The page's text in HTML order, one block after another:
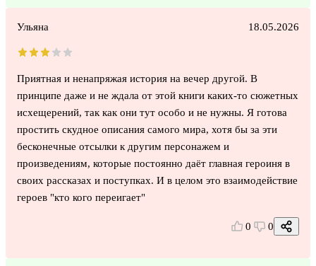
Ульяна 18.05.2026
Приятная и ненапряжая история на вечер другой. В
принципе даже и не ждала от этой книги каких-то сюжетных
исхещерений, так как они тут особо и не нужны. Я готова
простить скудное описания самого мира, хотя бы за эти
бесконечные отсылки к другим персонажем и
произведениям, которые постоянно даёт главная героиня в
своих рассказах и поступках. И в целом это взаимодействие
героев "кто кого переигает"
0 0